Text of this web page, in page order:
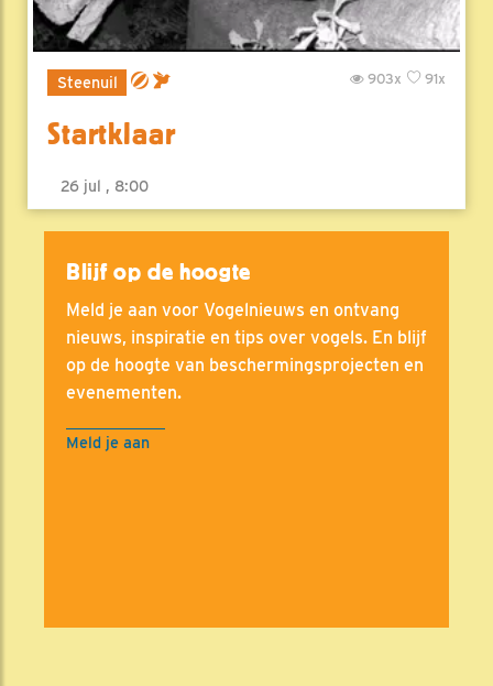
Steenuil 91x
903x
Startklaar
26 jul , 8:00
Blijf op de hoogte
Meld je aan voor Vogelnieuws en ontvang
nieuws, inspiratie en tips over vogels. En blijf
op de hoogte van beschermingsprojecten en
evenementen.
Meld je aan